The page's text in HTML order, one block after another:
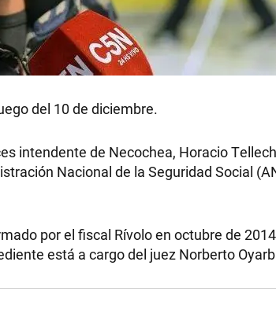
del 10 de diciembre.
intendente de Necochea, Horacio
Nacional de la Seguridad Social
por el fiscal Rívolo en octubre de
está a cargo del juez Norberto